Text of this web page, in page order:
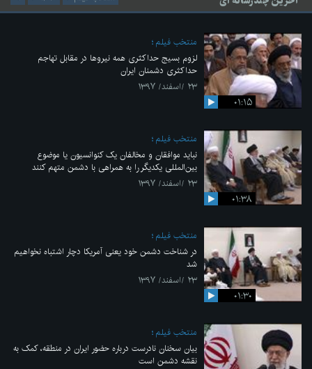
۰۱:۱۵
منتخب فیلم
لزوم بسیج حداکثری همه نیروها در مقابل تهاجم
حداکثری دشمنان ایران
۲۳ /اسفند/ ۱۳۹۷
۰۱:۳۸
منتخب فیلم
نباید موافقان و مخالفان یک کنوانسیون یا موضوع
بین‌المللی یکدیگر را به همراهی با دشمن متهم کنند
۲۳ /اسفند/ ۱۳۹۷
۰۱:۳۰
منتخب فیلم
در شناخت دشمن خود یعنی آمریکا دچار اشتباه نخواهیم
شد
۲۳ /اسفند/ ۱۳۹۷
منتخب فیلم
بیان سخنان نادرست درباره حضور ایران در منطقه، کمک به
نقشه دشمن است